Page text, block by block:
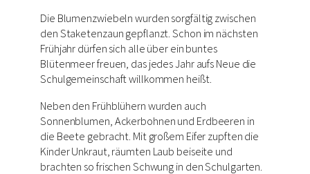
Die Blumenzwiebeln wurden sorgfältig zwischen
den Staketenzaun gepflanzt. Schon im nächsten
Frühjahr dürfen sich alle über ein buntes
Blütenmeer freuen, das jedes Jahr aufs Neue die
Schulgemeinschaft willkommen heißt.
Neben den Frühblühern wurden auch
Sonnenblumen, Ackerbohnen und Erdbeeren in
die Beete gebracht. Mit großem Eifer zupften die
Kinder Unkraut, räumten Laub beiseite und
brachten so frischen Schwung in den Schulgarten.